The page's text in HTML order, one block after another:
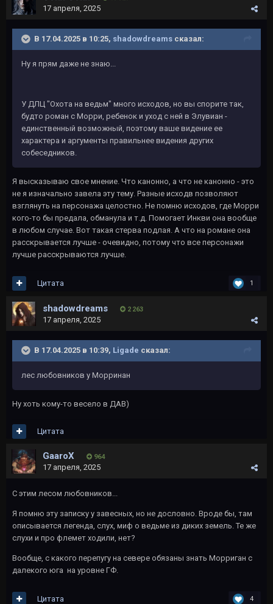
17 апреля, 2025
В 17.04.2025 в 10:25, shadowdreams сказал:
Ну я прям даже не знаю...
У ДЛЦ "Охота на ведьм" много исходов, но вы спорите так,
будто роман с Морри, ребенок и уход с ней в Элувиан -
единственный возможный, поэтому ваше видение ее
характера и аргументы правильнее видения других
собеседников.
Я высказываю свое мнение. Что канонно, а что не канонно - это
не я изначально завела эту тему. Разные исходв позволяют
взглянуть на персонажа целостно. Не помню исходов, где Морри
кого-то бы предала, обманула и т.д. Помогает Инкви она вообще
в любом случае. Вот такая стерва подлая. А что на романе она
расскрывается лучше - очевидно, потому что все персонажи
лучше расскрываются лучше.
1
Цитата
shadowdreams 2 263
17 апреля, 2025
В 17.04.2025 в 10:39, Ligade сказал:
лес любовников у Морринан
Ну хоть кому-то весело в ДАВ)
Цитата
GaaroX 964
17 апреля, 2025
С этим лесом любовников...
Я помню эту записку у завесных, но не дословно. Вроде бы, там
описывается легенда, слух, миф о ведьме из диких земель. Те же
слухи и про флемет ходили, нет?
Вообще, с какого перепугу на севере обязаны знать Морриган с
далекого юга на уровне ГФ.
4
Цитата